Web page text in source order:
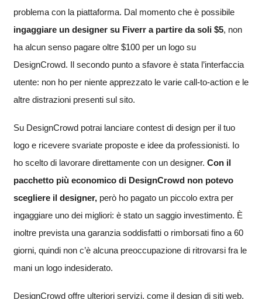
problema con la piattaforma. Dal momento che è possibile
ingaggiare un designer su Fiverr a partire da soli $5, non
ha alcun senso pagare oltre $100 per un logo su
DesignCrowd. Il secondo punto a sfavore è stata l’interfaccia
utente: non ho per niente apprezzato le varie call-to-action e le
altre distrazioni presenti sul sito.
Su DesignCrowd potrai lanciare contest di design per il tuo
logo e ricevere svariate proposte e idee da professionisti. Io
ho scelto di lavorare direttamente con un designer. Con il
pacchetto più economico di DesignCrowd non potevo
scegliere il designer, però ho pagato un piccolo extra per
ingaggiare uno dei migliori: è stato un saggio investimento. È
inoltre prevista una garanzia soddisfatti o rimborsati fino a 60
giorni, quindi non c’è alcuna preoccupazione di ritrovarsi fra le
mani un logo indesiderato.
DesignCrowd offre ulteriori servizi, come il design di siti web,